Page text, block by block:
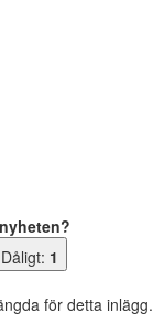
Dåligt: 1
för detta inlägg.